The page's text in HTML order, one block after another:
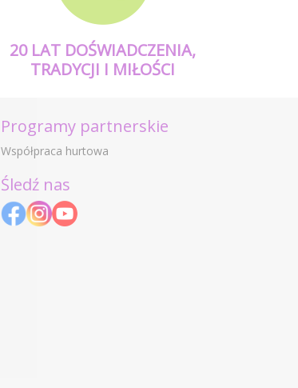
20 LAT DOŚWIADCZENIA,
TRADYCJI I MIŁOŚCI
Programy partnerskie
Współpraca hurtowa
Śledź nas